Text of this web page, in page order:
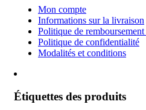
Mon compte
Informations sur la livraison
Politique de
Politique de confidentialité
Modalités et conditions
Étiquettes des produits